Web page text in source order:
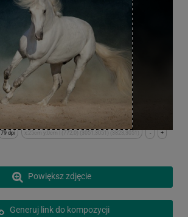
+
-
x:25cm y:0cm | (772,0) (3051,3051) (3823,3051)
79 dpi
Powiększ zdjęcie
Generuj link do kompozycji